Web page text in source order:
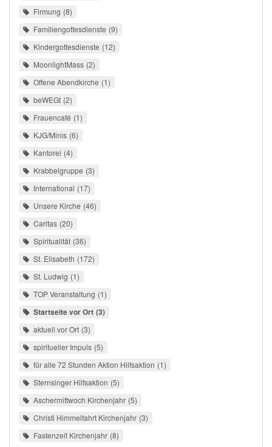
Firmung 8
Familiengottesdienste 9
Kindergottesdienste 12
MoonlightMass 2
Offene Abendkirche 1
beWEGt 2
Frauencafé 1
KJG/Minis 6
Kantorei 4
Krabbelgruppe 3
International 17
Unsere Kirche 46
Caritas 20
Spiritualität 36
St. Elisabeth 172
St. Ludwig 1
TOP Veranstaltung 1
Startseite vor Ort 3
aktuell vor Ort 3
spiritueller Impuls 5
für alle 72 Stunden Aktion Hilfsaktion 1
Sternsinger Hilfsaktion 5
Aschermittwoch Kirchenjahr 5
Christi Himmelfahrt Kirchenjahr 3
Fastenzeit Kirchenjahr 8